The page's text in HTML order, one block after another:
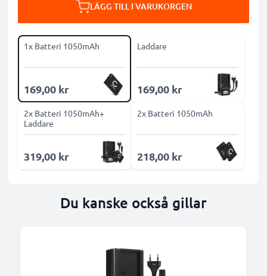
LÄGG TILL I VARUKORGEN
1x Batteri 1050mAh
169,00 kr
Laddare
169,00 kr
2x Batteri 1050mAh+
Laddare
319,00 kr
2x Batteri 1050mAh
218,00 kr
Du kanske också gillar